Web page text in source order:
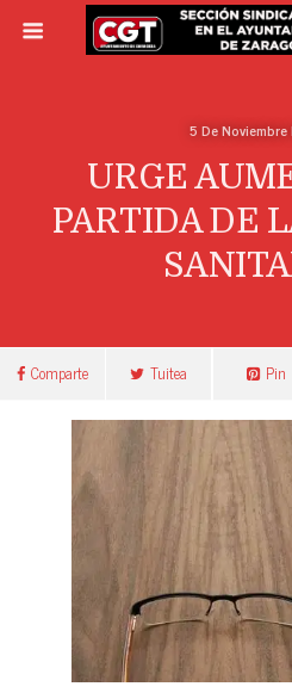
5 De
URGE
PARTIDA DE
Comparte Tuitea Pin